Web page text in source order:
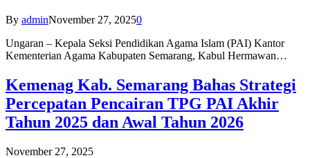
By adminNovember 27, 20250
Ungaran – Kepala Seksi Pendidikan Agama Islam (PAI) Kantor
Kementerian Agama Kabupaten Semarang, Kabul Hermawan…
Kemenag Kab. Semarang Bahas Strategi
Percepatan Pencairan TPG PAI Akhir
Tahun 2025 dan Awal Tahun 2026
November 27, 2025